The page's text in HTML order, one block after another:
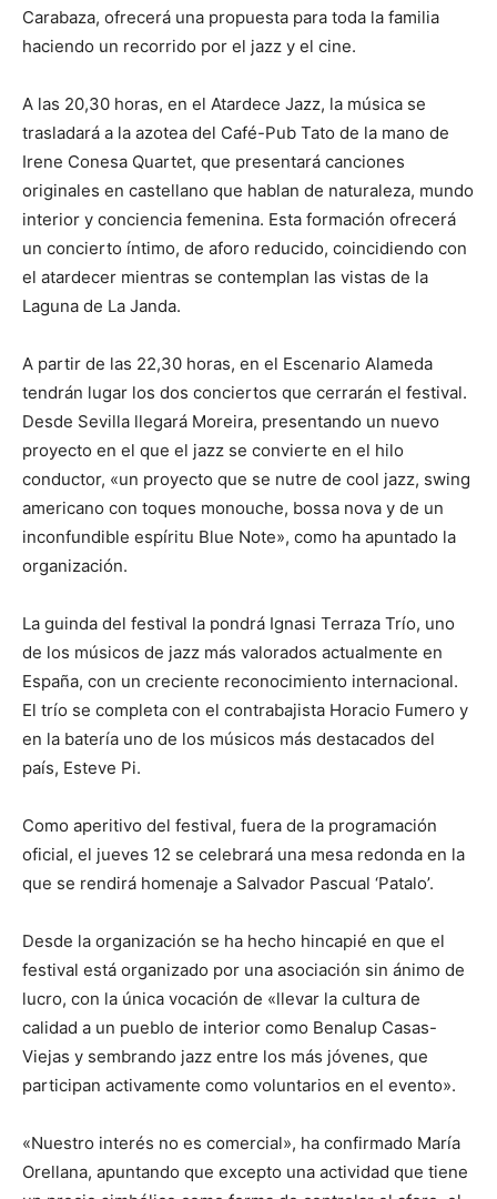
Carabaza, ofrecerá una propuesta para toda la familia
haciendo un recorrido por el jazz y el cine.
A las 20,30 horas, en el Atardece Jazz, la música se
trasladará a la azotea del Café-Pub Tato de la mano de
Irene Conesa Quartet, que presentará canciones
originales en castellano que hablan de naturaleza, mundo
interior y conciencia femenina. Esta formación ofrecerá
un concierto íntimo, de aforo reducido, coincidiendo con
el atardecer mientras se contemplan las vistas de la
Laguna de La Janda.
A partir de las 22,30 horas, en el Escenario Alameda
tendrán lugar los dos conciertos que cerrarán el festival.
Desde Sevilla llegará Moreira, presentando un nuevo
proyecto en el que el jazz se convierte en el hilo
conductor, «un proyecto que se nutre de cool jazz, swing
americano con toques monouche, bossa nova y de un
inconfundible espíritu Blue Note», como ha apuntado la
organización.
La guinda del festival la pondrá Ignasi Terraza Trío, uno
de los músicos de jazz más valorados actualmente en
España, con un creciente reconocimiento internacional.
El trío se completa con el contrabajista Horacio Fumero y
en la batería uno de los músicos más destacados del
país, Esteve Pi.
Como aperitivo del festival, fuera de la programación
oficial, el jueves 12 se celebrará una mesa redonda en la
que se rendirá homenaje a Salvador Pascual ‘Patalo’.
Desde la organización se ha hecho hincapié en que el
festival está organizado por una asociación sin ánimo de
lucro, con la única vocación de «llevar la cultura de
calidad a un pueblo de interior como Benalup Casas-
Viejas y sembrando jazz entre los más jóvenes, que
participan activamente como voluntarios en el evento».
«Nuestro interés no es comercial», ha confirmado María
Orellana, apuntando que excepto una actividad que tiene